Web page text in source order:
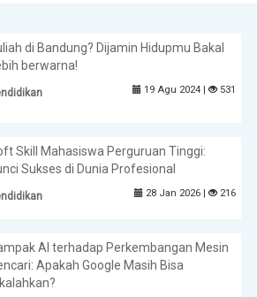
di Bandung? Dijamin Hidupmu Bakal
berwarna!
19 Agu 2024 | 531
Skill Mahasiswa Perguruan Tinggi:
Sukses di Dunia Profesional
28 Jan 2026 | 216
AI terhadap Perkembangan Mesin
Apakah Google Masih Bisa